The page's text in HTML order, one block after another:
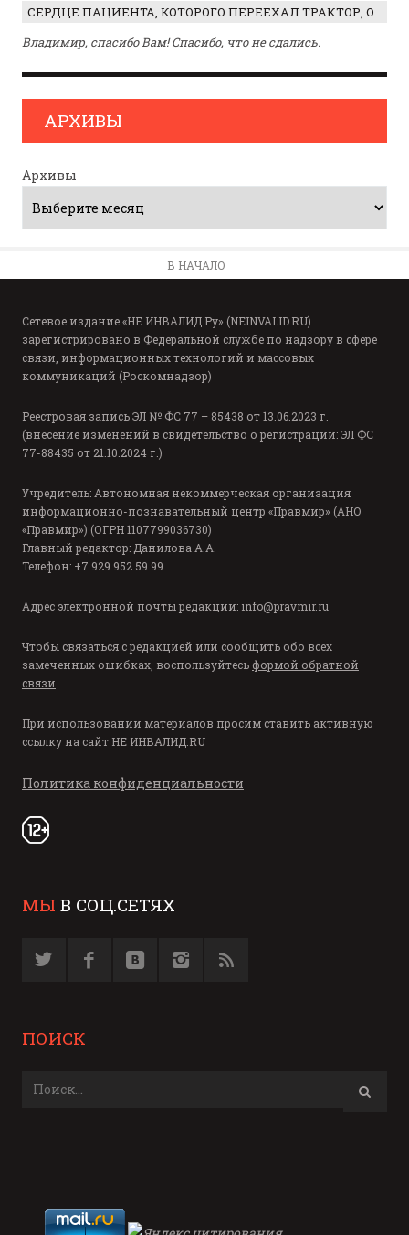
СЕРДЦЕ ПАЦИЕНТА, КОТОРОГО ПЕРЕЕХАЛ ТРАКТОР, ОБНАРУЖИЛИ… В ЖИВОТЕ
Владимир, спасибо Вам! Спасибо, что не сдались.
АРХИВЫ
Архивы
В НАЧАЛО
Сетевое издание «НЕ ИНВАЛИД.Ру» (NEINVALID.RU)
зарегистрировано в Федеральной службе по надзору в сфере
связи, информационных технологий и массовых
коммуникаций (Роскомнадзор)
Реестровая запись ЭЛ № ФС 77 – 85438 от 13.06.2023 г.
(внесение изменений в свидетельство о регистрации: ЭЛ ФС
77-88435 от 21.10.2024 г.)
Учредитель: Автономная некоммерческая организация
информационно-познавательный центр «Правмир» (АНО
«Правмир») (ОГРН 1107799036730)
Главный редактор: Данилова А.А.
Телефон: +7 929 952 59 99
Адрес электронной почты редакции: info@pravmir.ru
Чтобы связаться с редакцией или сообщить обо всех
замеченных ошибках, воспользуйтесь формой обратной
связи
При использовании материалов просим ставить активную
ссылку на сайт НЕ ИНВАЛИД.RU
Политика конфиденциальности
МЫ В СОЦ.СЕТЯХ
ПОИСК